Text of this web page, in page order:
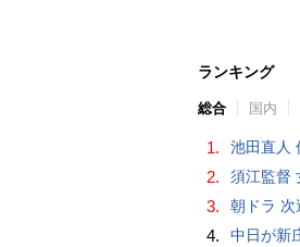
ランキング
総合 国内
1. 池田直人
2. 須江監督
3. 朝ドラ 次
4. 中日が新